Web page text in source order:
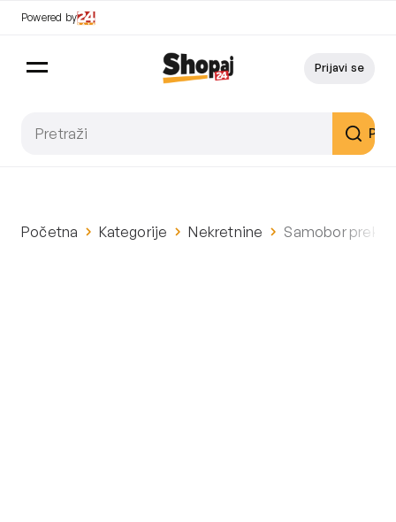
Powered by
Prijavi se
Početna Kategorije Nekretnine Samobor